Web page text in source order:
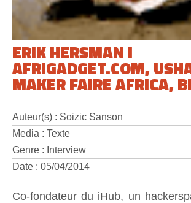
ERIK HERSMAN I
AFRIGADGET.COM,
MAKER FAIRE AFRICA,
Auteur(s) : Soizic Sanson
Media : Texte
Genre : Interview
Date : 05/04/2014
Co-fondateur du iHub, un